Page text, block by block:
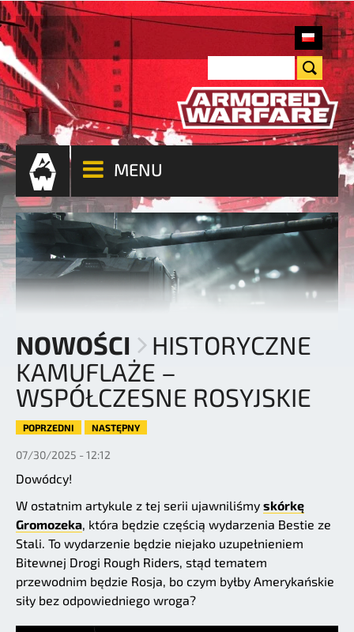
MENU
NOWOŚCI
HISTORYCZNE
KAMUFLAŻE –
WSPÓŁCZESNE ROSYJSKIE
POPRZEDNI NASTĘPNY
07/30/2025 - 12:12
Dowódcy!
W ostatnim artykule z tej serii ujawniliśmy skórkę
Gromozeka, która będzie częścią wydarzenia Bestie ze
Stali. To wydarzenie będzie niejako uzupełnieniem
Bitewnej Drogi Rough Riders, stąd tematem
przewodnim będzie Rosja, bo czym byłby Amerykańskie
siły bez odpowiedniego wroga?